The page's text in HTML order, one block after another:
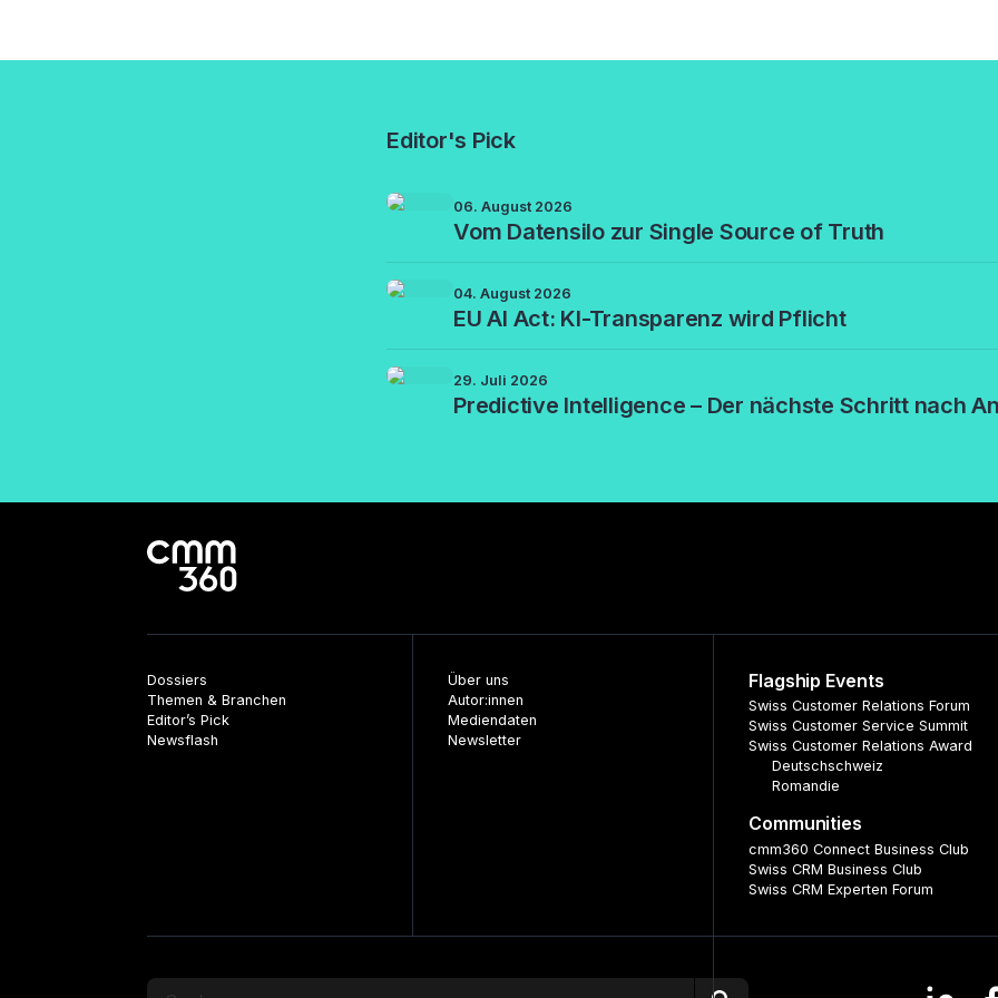
Editor's Pick
06. August 2026
Vom Datensilo zur Single Source of Truth
04. August 2026
EU AI Act: KI-Transparenz wird Pflicht
29. Juli 2026
Predictive Intelligence – Der nächste Schritt nach
Dossiers
Themen & Branchen
Editor’s Pick
Newsflash
Über uns
Autor:innen
Mediendaten
Newsletter
Flagship Events
Swiss Customer Relations Forum
Swiss Customer Service Summit
Swiss Customer Relations Award
Deutschschweiz
Romandie
Communities
cmm360 Connect Business Club
Swiss CRM Business Club
Swiss CRM Experten Forum